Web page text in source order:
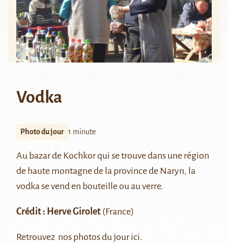
Vodka
Photo du jour 1 minute
Au bazar de Kochkorqui se trouve dans une région
de haute montagne de la province de Naryn, la
vodka se vend en bouteille ou au verre.
Crédit : Herve Girolet (France)
Retrouvez nos photos du jourici.